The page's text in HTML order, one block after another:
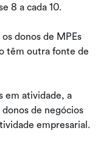
8 a cada 10.
donos de MPEs
têm outra fonte de
em atividade, a
de negócios
empresarial.